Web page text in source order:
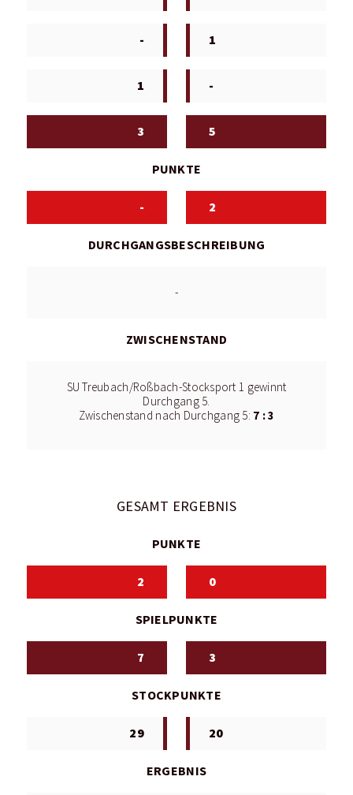
- 1
1 -
3 5
PUNKTE
- 2
DURCHGANGSBESCHREIBUNG
-
ZWISCHENSTAND
SU Treubach/Roßbach-Stocksport 1 gewinnt
Durchgang 5.
Zwischenstand nach Durchgang 5: 7 : 3
GESAMT ERGEBNIS
PUNKTE
2 0
SPIELPUNKTE
7 3
STOCKPUNKTE
29 20
ERGEBNIS